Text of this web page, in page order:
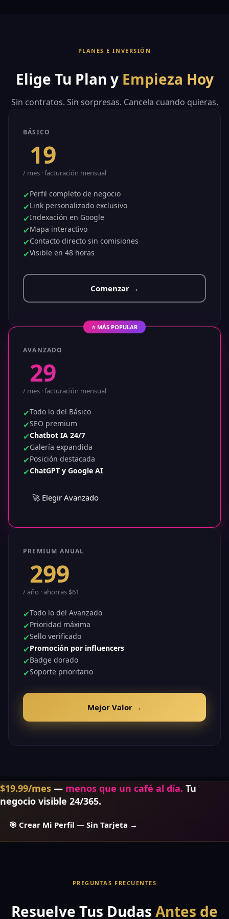
PLANES E INVERSIÓN
Elige Tu Plan y Empieza Hoy
Sin contratos. Sin sorpresas. Cancela cuando quieras.
BÁSICO
19
/ mes · facturación mensual
✔Perfil completo de negocio
✔Link personalizado exclusivo
✔Indexación en Google
✔Mapa interactivo
✔Contacto directo sin comisiones
✔Visible en 48 horas
Comenzar →
⭐ MÁS POPULAR
AVANZADO
29
/ mes · facturación mensual
✔Todo lo del Básico
✔SEO premium
✔Chatbot IA 24/7
✔Galería expandida
✔Posición destacada
✔ChatGPT y Google AI
🚀 Elegir Avanzado
PREMIUM ANUAL
299
/ año · ahorras $61
✔Todo lo del Avanzado
✔Prioridad máxima
✔Sello verificado
✔Promoción por influencers
✔Badge dorado
✔Soporte prioritario
Mejor Valor →
$19.99/mes — menos que un café al día. Tu
negocio visible 24/365.
🎯 Crear Mi Perfil — Sin Tarjeta →
PREGUNTAS FRECUENTES
Resuelve Tus Dudas Antes de